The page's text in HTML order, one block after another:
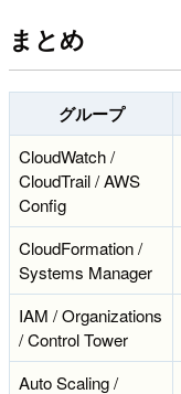
まとめ
グループ
CloudWatch /
CloudTrail / AWS
Config
CloudFormation /
Systems Manager
IAM / Organizations
/ Control Tower
Auto Scaling /